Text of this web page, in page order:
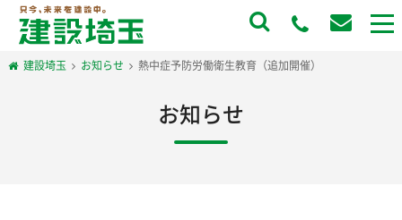
建設埼玉 お知らせ 熱中症予防労働衛生教育（追加開催）
お知らせ